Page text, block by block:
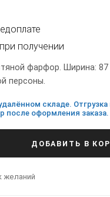
получении
фарфор. Ширина:
персоны.
складе.
после оформления заказа.
ДОБАВИТЬ В
желаний